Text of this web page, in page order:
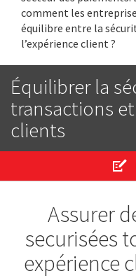
comment les
équilibre entre la
l’expérience client ?
Équilibrer la
transactions
clients
Assurer
securisées
expérience